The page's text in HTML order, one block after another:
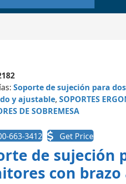
Soporte de sujeción para
y ajustable, SOPORTES
DE SOBREMESA
663-3412 Get Price
de sujeción
con